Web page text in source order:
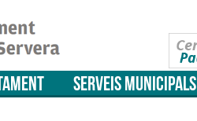
SERVEIS MUNICIPALS